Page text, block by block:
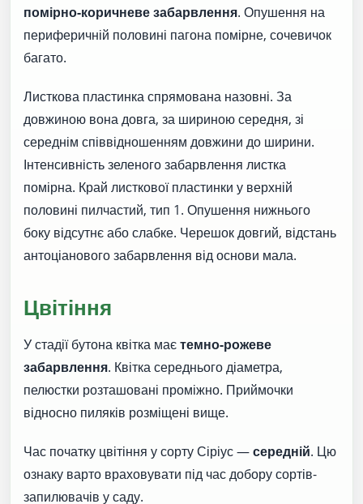
помірно-коричневе забарвлення. Опушення на
периферичній половині пагона помірне, сочевичок
багато.
Листкова пластинка спрямована назовні. За
довжиною вона довга, за шириною середня, зі
середнім співвідношенням довжини до ширини.
Інтенсивність зеленого забарвлення листка
помірна. Край листкової пластинки у верхній
половині пилчастий, тип 1. Опушення нижнього
боку відсутнє або слабке. Черешок довгий, відстань
антоціанового забарвлення від основи мала.
Цвітіння
У стадії бутона квітка маєтемно-рожеве
забарвлення. Квітка середнього діаметра,
пелюстки розташовані проміжно. Приймочки
відносно пиляків розміщені вище.
Час початку цвітіння у сорту Сіріус —середній. Цю
ознаку варто враховувати під час добору сортів-
запилювачів у саду.